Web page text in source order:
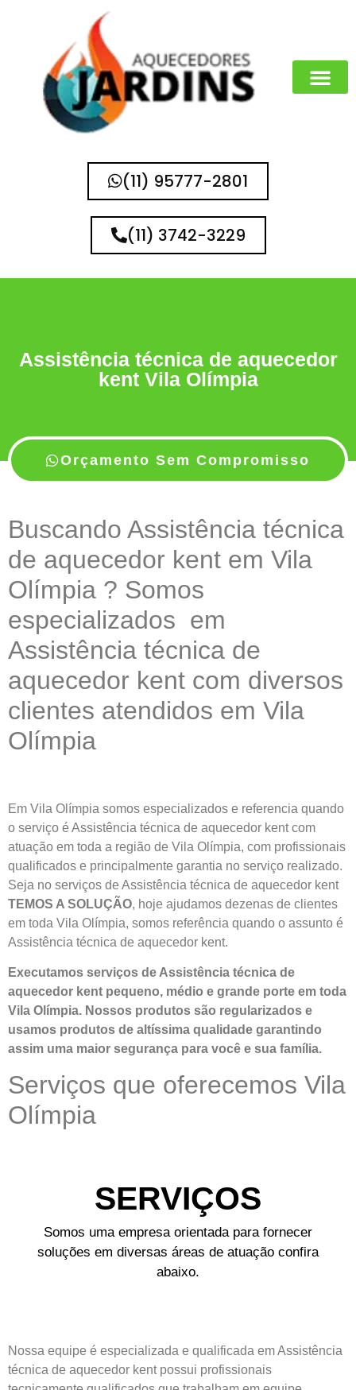
(11) 95777-2801
(11) 3742-3229
Assistência técnica de aquecedor
kent Vila Olímpia
Orçamento Sem Compromisso
Buscando Assistência técnica
de aquecedor kent em Vila
Olímpia ? Somos
especializados em
Assistência técnica de
aquecedor kent com diversos
clientes atendidos em Vila
Olímpia
Em Vila Olímpia somos especializados e referencia quando
o serviço é Assistência técnica de aquecedor kent com
atuação em toda a região de Vila Olímpia, com profissionais
qualificados e principalmente garantia no serviço realizado.
Seja no serviços de Assistência técnica de aquecedor kent
TEMOS A SOLUÇÃO, hoje ajudamos dezenas de clientes
em toda Vila Olímpia, somos referência quando o assunto é
Assistência técnica de aquecedor kent.
Executamos serviços de Assistência técnica de
aquecedor kent pequeno, médio e grande porte em toda
Vila Olímpia. Nossos produtos são regularizados e
usamos produtos de altíssima qualidade garantindo
assim uma maior segurança para você e sua família.
Serviços que oferecemos Vila
Olímpia
SERVIÇOS
Somos uma empresa orientada para fornecer
soluções em diversas áreas de atuação confira
abaixo.
Nossa equipe é especializada e qualificada em Assistência
técnica de aquecedor kent possui profissionais